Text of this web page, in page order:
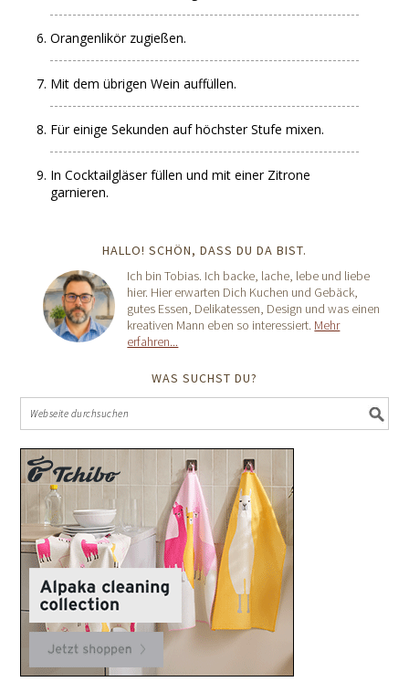
Orangenlikör zugießen.
Mit dem übrigen Wein auffüllen.
Für einige Sekunden auf höchster Stufe mixen.
In Cocktailgläser füllen und mit einer Zitrone
garnieren.
HALLO! SCHÖN, DASS DU DA BIST.
Ich bin Tobias. Ich backe, lache, lebe und liebe
hier. Hier erwarten Dich Kuchen und Gebäck,
gutes Essen, Delikatessen, Design und was einen
kreativen Mann eben so interessiert. Mehr
erfahren...
WAS SUCHST DU?